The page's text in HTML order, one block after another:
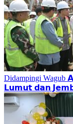
Didampingi
𝗟𝘂𝗺𝘂𝘁 𝗱𝗮𝗻